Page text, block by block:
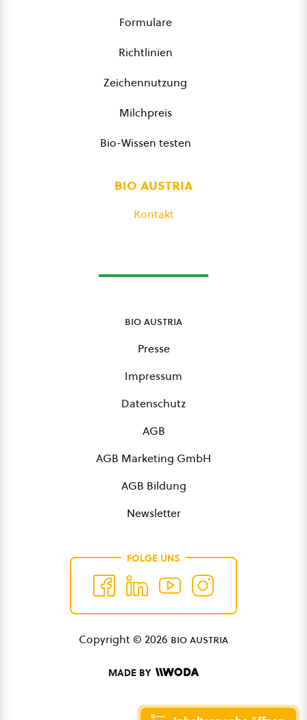
Formulare
Richtlinien
Zeichennutzung
Milchpreis
Bio-Wissen testen
bio austria
Kontakt
bio austria
Presse
Impressum
Datenschutz
AGB
AGB Marketing GmbH
AGB Bildung
Newsletter
FOLGE UNS
Copyright © 2026 bio austria
MADE BY